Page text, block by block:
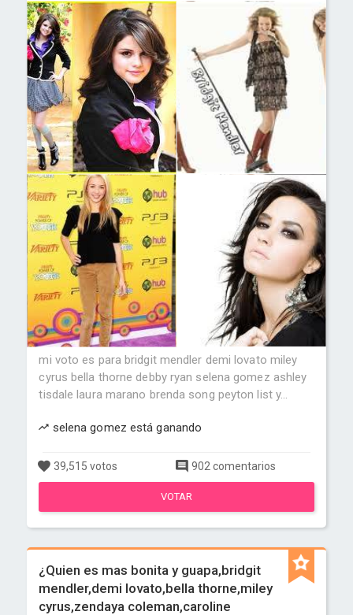
mi voto es para bridgit mendler demi lovato miley
cyrus bella thorne debby ryan selena gomez ashley
tisdale laura marano brenda song peyton list y...
selena gomez está ganando
39,515 votos 902 comentarios
VOTAR
¿Quien es mas bonita y guapa,bridgit
mendler,demi lovato,bella thorne,miley
cyrus,zendaya coleman,caroline